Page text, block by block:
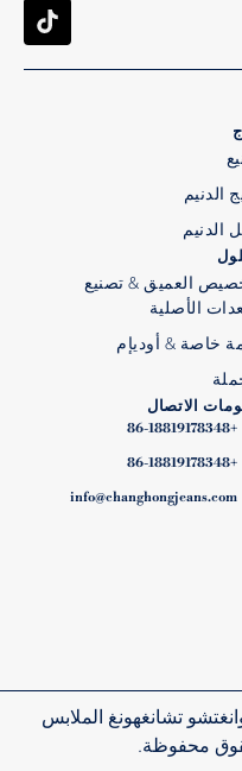
العميق & تصنيع
الأصلية
خاصة & أوديإم
الاتصال
© 2026, قوانغتشو تشانغهونغ الملابس
محفوظة.